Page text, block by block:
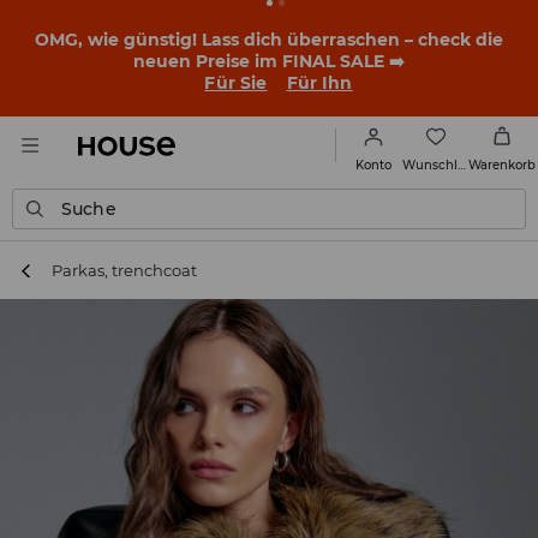
BACK TO SCHOOL 📒Die besten Geschichten beginnen
noch vor dem ersten Klingeln. Starte mit einem neuen
Outfit ins Schuljahr!
Für Sie
Für Ihn
Konto Warenkorb
Suche
Parkas, trenchcoat